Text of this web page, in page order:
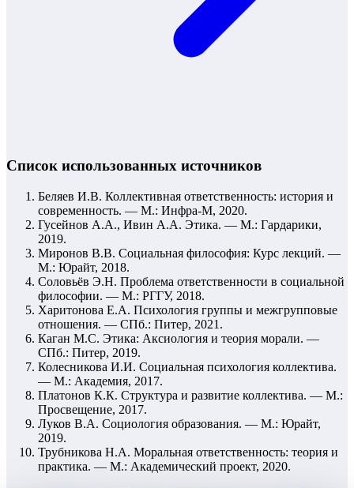
Список использованных источников
Беляев И.В. Коллективная ответственность: история и
современность. — М.: Инфра-М, 2020.
Гусейнов А.А., Ивин А.А. Этика. — М.: Гардарики,
2019.
Миронов В.В. Социальная философия: Курс лекций. —
М.: Юрайт, 2018.
Соловьёв Э.Н. Проблема ответственности в социальной
философии. — М.: РГГУ, 2018.
Харитонова Е.А. Психология группы и межгрупповые
отношения. — СПб.: Питер, 2021.
Каган М.С. Этика: Аксиология и теория морали. —
СПб.: Питер, 2019.
Колесникова И.И. Социальная психология коллектива.
— М.: Академия, 2017.
Платонов К.К. Структура и развитие коллектива. — М.:
Просвещение, 2017.
Луков В.А. Социология образования. — М.: Юрайт,
2019.
Трубникова Н.А. Моральная ответственность: теория и
практика. — М.: Академический проект, 2020.